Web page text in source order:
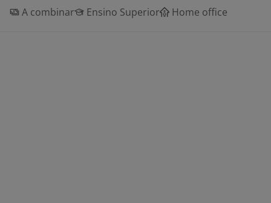
A combinar
Ensino Superior Home office